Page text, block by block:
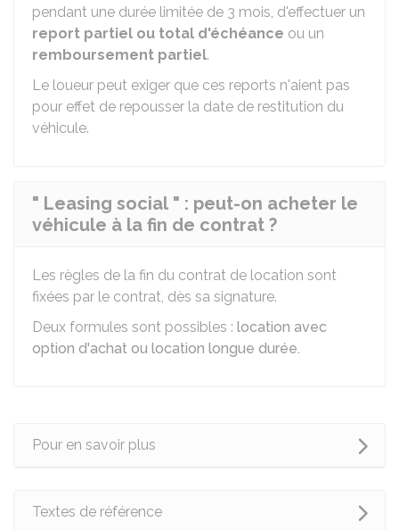
pendant une durée limitée de 3 mois, d'effectuer un
report partiel ou total d'échéance ou un
remboursement partiel.
Le loueur peut exiger que ces reports n'aient pas
pour effet de repousser la date de restitution du
véhicule.
" Leasing social " : peut-on acheter le
véhicule à la fin de contrat ?
Les règles de la fin du contrat de location sont
fixées par le contrat, dès sa signature.
Deux formules sont possibles : location avec
option d'achat ou location longue durée.
Pour en savoir plus
Textes de référence